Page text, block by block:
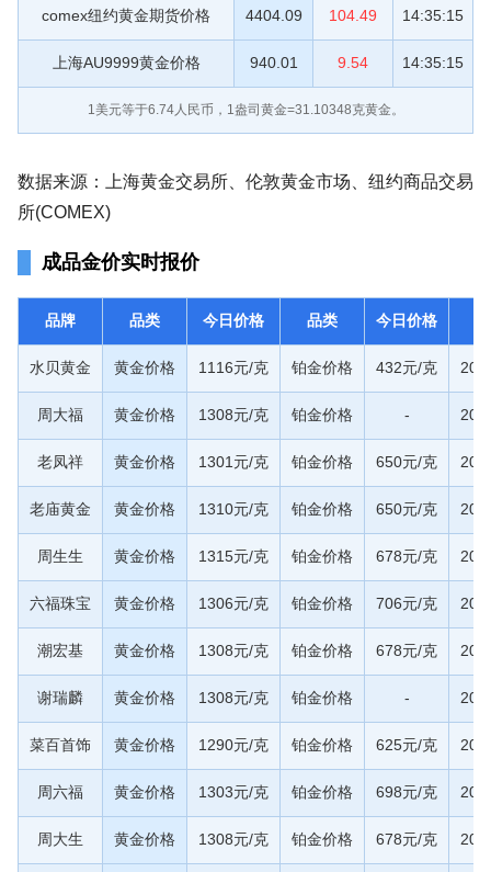
comex纽约黄金期货价格 4404.09 104.49 14:35:15
上海AU9999黄金价格 940.01 9.54 14:35:15
1美元等于6.74人民币，1盎司黄金=31.10348克黄金。
数据来源：上海黄金交易所、伦敦黄金市场、纽约商品交易
所(COMEX)
成品金价实时报价
品牌 品类 今日价格 品类 今日价格
水贝黄金 黄金价格 1116元/克 铂金价格 432元/克
周大福 黄金价格 1308元/克 铂金价格 -
老凤祥 黄金价格 1301元/克 铂金价格 650元/克
老庙黄金 黄金价格 1310元/克 铂金价格 650元/克
周生生 黄金价格 1315元/克 铂金价格 678元/克
六福珠宝 黄金价格 1306元/克 铂金价格 706元/克
潮宏基 黄金价格 1308元/克 铂金价格 678元/克
谢瑞麟 黄金价格 1308元/克 铂金价格 -
菜百首饰 黄金价格 1290元/克 铂金价格 625元/克
周六福 黄金价格 1303元/克 铂金价格 698元/克
周大生 黄金价格 1308元/克 铂金价格 678元/克